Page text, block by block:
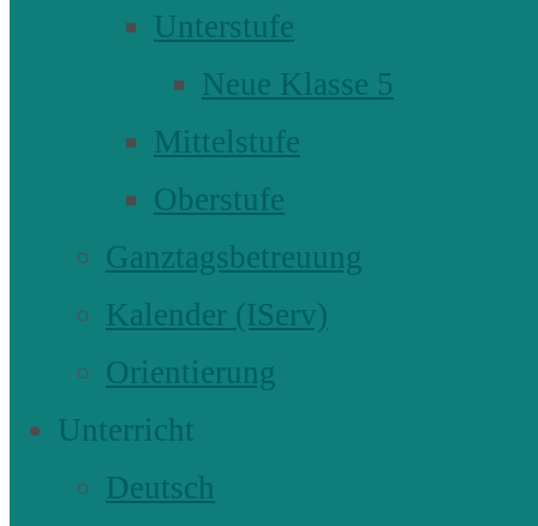
Unterstufe
Neue Klasse 5
Mittelstufe
Oberstufe
Ganztagsbetreuung
Kalender (IServ)
Orientierung
Unterricht
Deutsch